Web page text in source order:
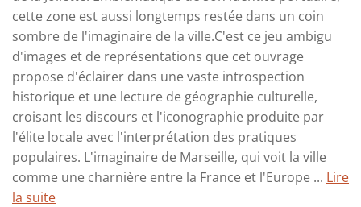
cette zone est aussi longtemps restée dans un coin
sombre de l'imaginaire de la ville.C'est ce jeu ambigu
d'images et de représentations que cet ouvrage
propose d'éclairer dans une vaste introspection
historique et une lecture de géographie culturelle,
croisant les discours et l'iconographie produite par
l'élite locale avec l'interprétation des pratiques
populaires. L'imaginaire de Marseille, qui voit la ville
comme une charnière entre la France et l'Europe ... Lire
la suite